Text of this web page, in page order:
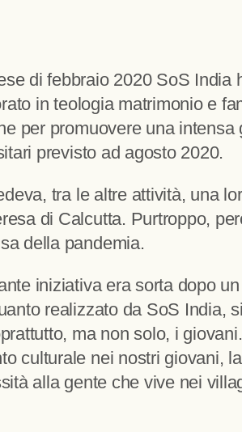
di febbraio 2020 SoS India
in teologia matrimonio e
per promuovere una
previsto ad agosto 2020.
tra le altre attività, una
di Calcutta. Purtroppo,
della pandemia.
iniziativa era sorta dopo
realizzato da SoS India,
ma non solo, i
culturale nei nostri giovani,
alla gente che vive nei